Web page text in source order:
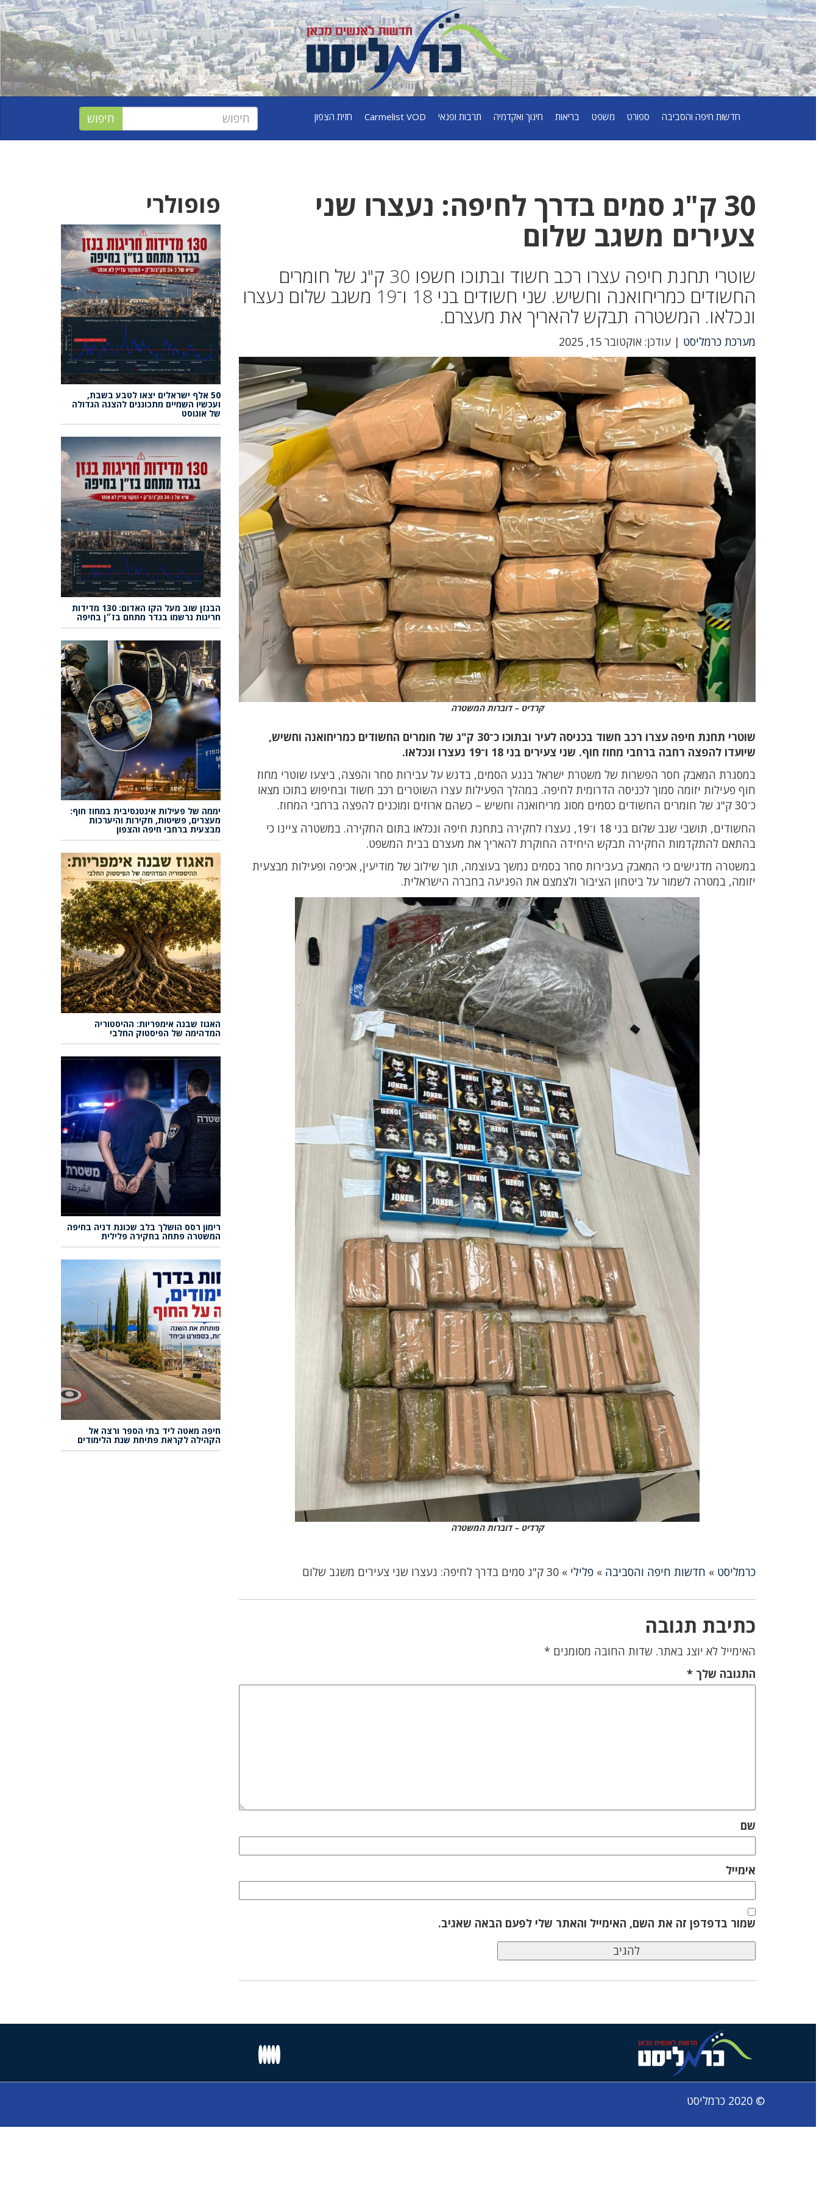
חדשות חיפה והסביבה ספורט משפט בריאות חינוך ואקדמיה תרבות ופנאי Carmelist VOD חזית הצפון
30 ק"ג סמים בדרך לחיפה: נעצרו שני
צעירים משגב שלום
שוטרי תחנת חיפה עצרו רכב חשוד ובתוכו חשפו 30 ק"ג של חומרים
החשודים כמריחואנה וחשיש. שני חשודים בני 18 ו־19 משגב שלום נעצרו
ונכלאו. המשטרה תבקש להאריך את מעצרם.
מערכת כרמליסט | עודכן: אוקטובר 15, 2025
קרדיט – דוברות המשטרה
שוטרי תחנת חיפה עצרו רכב חשוד בכניסה לעיר ובתוכו כ־30 ק"ג של חומרים החשודים כמריחואנה וחשיש,
שיועדו להפצה רחבה ברחבי מחוז חוף. שני צעירים בני 18 ו־19 נעצרו ונכלאו.
במסגרת המאבק חסר הפשרות של משטרת ישראל בנגע הסמים, בדגש על עבירות סחר והפצה, ביצעו שוטרי מחוז
חוף פעילות יזומה סמוך לכניסה הדרומית לחיפה. במהלך הפעילות עצרו השוטרים רכב חשוד ובחיפוש בתוכו מצאו
כ־30 ק"ג של חומרים החשודים כסמים מסוג מריחואנה וחשיש – כשהם ארוזים ומוכנים להפצה ברחבי המחוז.
החשודים, תושבי שגב שלום בני 18 ו־19, נעצרו לחקירה בתחנת חיפה ונכלאו בתום החקירה. במשטרה ציינו כי
בהתאם להתקדמות החקירה תבקש היחידה החוקרת להאריך את מעצרם בבית המשפט.
במשטרה מדגישים כי המאבק בעבירות סחר בסמים נמשך בעוצמה, תוך שילוב של מודיעין, אכיפה ופעילות מבצעית
יזומה, במטרה לשמור על ביטחון הציבור ולצמצם את הפגיעה בחברה הישראלית.
קרדיט – דוברות המשטרה
כרמליסט » חדשות חיפה והסביבה »פלילי »30 ק"ג סמים בדרך לחיפה: נעצרו שני צעירים משגב שלום
כתיבת תגובה
האימייל לא יוצג באתר. שדות החובה מסומנים *
התגובה שלך*
שם
אימייל
שמור בדפדפן זה את השם, האימייל והאתר שלי לפעם הבאה שאגיב.
פופולרי
50 אלף ישראלים יצאו לטבע בשבת,
ועכשיו השמיים מתכוננים להצגה הגדולה
של אוגוסט
הבנזן שוב מעל הקו האדום: 130 מדידות
חריגות נרשמו בגדר מתחם בז״ן בחיפה
יממה של פעילות אינטנסיבית במחוז חוף:
מעצרים, פשיטות, חקירות והיערכות
מבצעית ברחבי חיפה והצפון
האגוז שבנה אימפריות: ההיסטוריה
המדהימה של הפיסטוק החלבי
רימון רסס הושלך בלב שכונת דניה בחיפה
המשטרה פתחה בחקירה פלילית
חיפה מאטה ליד בתי הספר ורצה אל
הקהילה לקראת פתיחת שנת הלימודים
© 2020 כרמליסט